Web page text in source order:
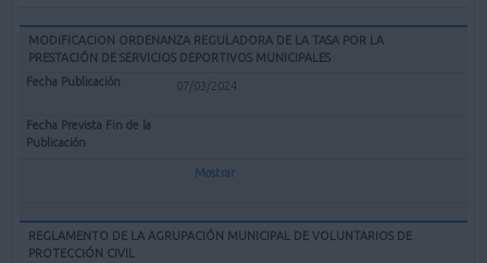
MODIFICACION ORDENANZA REGULADORA DE LA TASA POR LA
PRESTACIÓN DE SERVICIOS DEPORTIVOS MUNICIPALES
07/03/2024
Mostrar
REGLAMENTO DE LA AGRUPACIÓN MUNICIPAL DE VOLUNTARIOS DE
PROTECCIÓN CIVIL